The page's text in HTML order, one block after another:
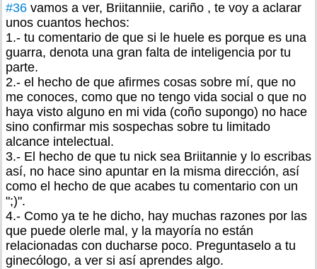
#36 vamos a ver, Briitanniie, cariño , te voy a aclarar
unos cuantos hechos:
1.- tu comentario de que si le huele es porque es una
guarra, denota una gran falta de inteligencia por tu
parte.
2.- el hecho de que afirmes cosas sobre mí, que no
me conoces, como que no tengo vida social o que no
haya visto alguno en mi vida (coño supongo) no hace
sino confirmar mis sospechas sobre tu limitado
alcance intelectual.
3.- El hecho de que tu nick sea Briitannie y lo escribas
así, no hace sino apuntar en la misma dirección, así
como el hecho de que acabes tu comentario con un
";)".
4.- Como ya te he dicho, hay muchas razones por las
que puede olerle mal, y la mayoría no están
relacionadas con ducharse poco. Preguntaselo a tu
ginecólogo, a ver si así aprendes algo.